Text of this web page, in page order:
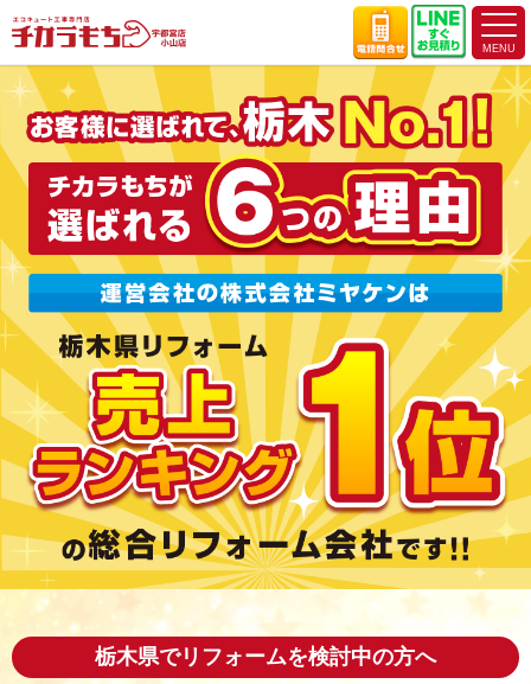
栃木県でリフォームを検討中の方へ